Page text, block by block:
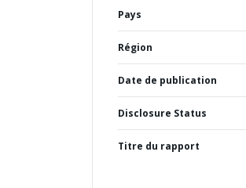
Pays
Région
Date de publication
Disclosure Status
Titre du rapport